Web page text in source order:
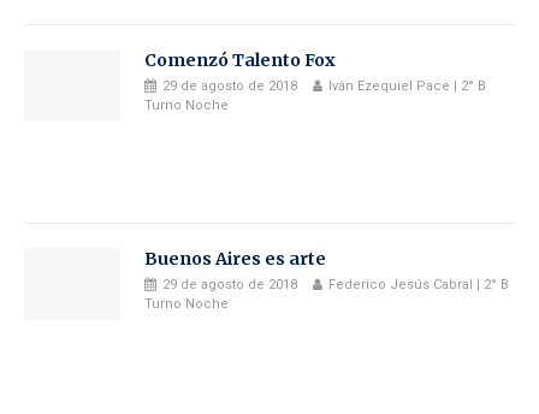
Comenzó Talento Fox
29 de agosto de 2018
Iván Ezequiel Pace | 2° B
Turno Noche
Buenos Aires es arte
29 de agosto de 2018
Federico Jesús Cabral | 2° B
Turno Noche